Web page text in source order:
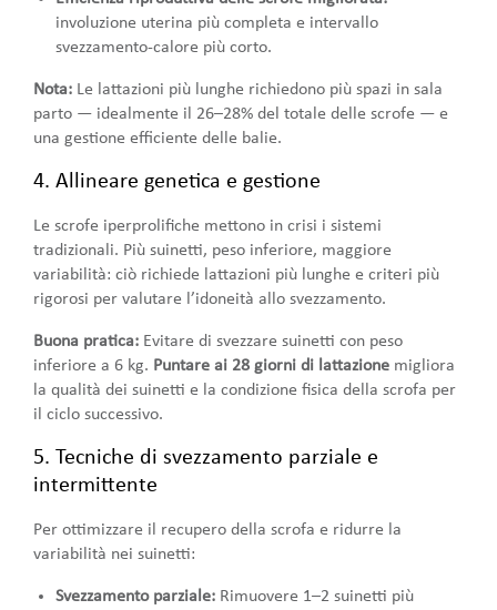
involuzione uterina più completa e intervallo
svezzamento-calore più corto.
Nota: Le lattazioni più lunghe richiedono più spazi in sala
parto — idealmente il 26–28% del totale delle scrofe — e
una gestione efficiente delle balie.
4. Allineare genetica e gestione
Le scrofe iperprolifiche mettono in crisi i sistemi
tradizionali. Più suinetti, peso inferiore, maggiore
variabilità: ciò richiede lattazioni più lunghe e criteri più
rigorosi per valutare l’idoneità allo svezzamento.
Buona pratica: Evitare di svezzare suinetti con peso
inferiore a 6 kg. Puntare ai 28 giorni di lattazione migliora
la qualità dei suinetti e la condizione fisica della scrofa per
il ciclo successivo.
5. Tecniche di svezzamento parziale e
intermittente
Per ottimizzare il recupero della scrofa e ridurre la
variabilità nei suinetti:
Svezzamento parziale: Rimuovere 1–2 suinetti più